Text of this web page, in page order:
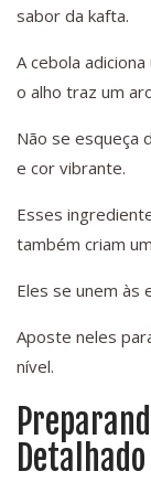
sabor da kafta.
A cebola
o alho traz um
Não se esqueça
e cor vibrante.
Esses
também criam
Eles se unem às
Aposte neles
nível.
Detalhado